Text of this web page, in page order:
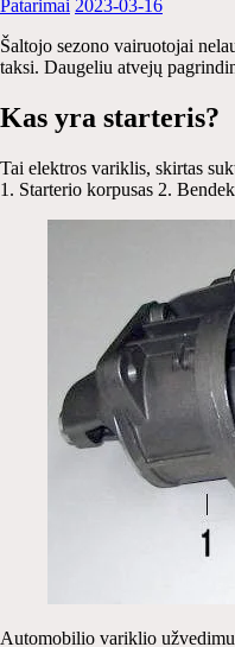
Patarimai 2023-03-16
Šaltojo sezono vairuotojai
taksi. Daugeliu atvejų
Kas yra starteris?
Tai elektros variklis, skirtas
1. Starterio korpusas 2.
Automobilio variklio